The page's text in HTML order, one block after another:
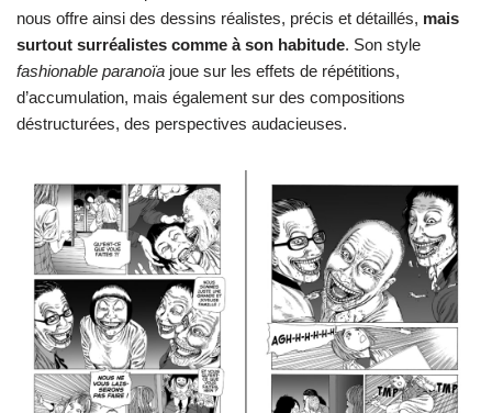
nous offre ainsi des dessins réalistes, précis et détaillés, mais
surtout surréalistes comme à son habitude. Son style
fashionable paranoïa joue sur les effets de répétitions,
d’accumulation, mais également sur des compositions
déstructurées, des perspectives audacieuses.